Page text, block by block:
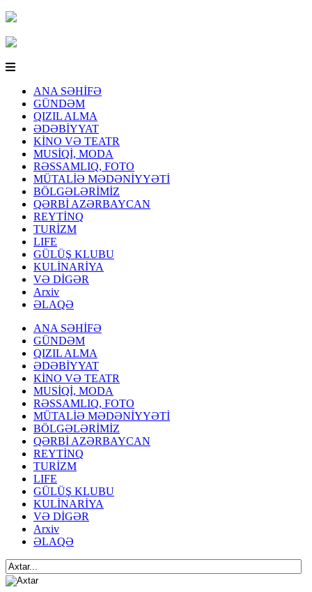
ANA SƏHİFƏ
GÜNDƏM
QIZIL ALMA
ƏDƏBİYYAT
KİNO VƏ TEATR
MUSİQİ, MODA
RƏSSAMLIQ, FOTO
MÜTALİƏ MƏDƏNİYYƏTİ
BÖLGƏLƏRİMİZ
QƏRBİ AZƏRBAYCAN
REYTİNQ
TURİZM
LIFE
GÜLÜŞ KLUBU
KULİNARİYA
VƏ DİGƏR
Arxiv
ƏLAQƏ
ANA SƏHİFƏ
GÜNDƏM
QIZIL ALMA
ƏDƏBİYYAT
KİNO VƏ TEATR
MUSİQİ, MODA
RƏSSAMLIQ, FOTO
MÜTALİƏ MƏDƏNİYYƏTİ
BÖLGƏLƏRİMİZ
QƏRBİ AZƏRBAYCAN
REYTİNQ
TURİZM
LIFE
GÜLÜŞ KLUBU
KULİNARİYA
VƏ DİGƏR
Arxiv
ƏLAQƏ